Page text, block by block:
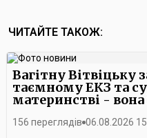
ЧИТАЙТЕ ТАКОЖ:
Вагітну Вітвіцьку
таємному ЕКЗ та
материнстві - вона
156 переглядів 06.08.2026